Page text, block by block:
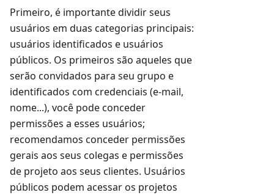
Primeiro, é importante dividir seus
usuários em duas categorias principais:
usuários identificados e usuários
públicos. Os primeiros são aqueles que
serão convidados para seu grupo e
identificados com credenciais (e-mail,
nome...), você pode conceder
permissões a esses usuários;
recomendamos conceder permissões
gerais aos seus colegas e permissões
de projeto aos seus clientes. Usuários
públicos podem acessar os projetos